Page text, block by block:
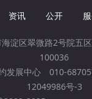
资讯 公开
海淀区翠微路2号院
100036
发展中心 010-
12049986号-3